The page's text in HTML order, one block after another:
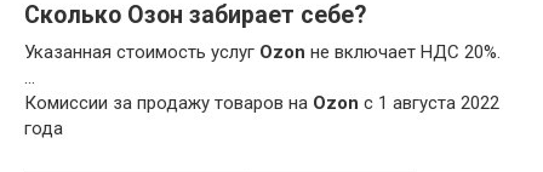
Сколько Озон забирает себе?
Указанная стоимость услуг Ozon не включает НДС 20%.
…
Комиссии за продажу товаров на Ozon c 1 августа 2022
года